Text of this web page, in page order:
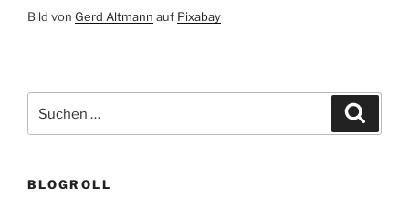
Bild von Gerd Altmann auf Pixabay
nach:
BLOGROLL